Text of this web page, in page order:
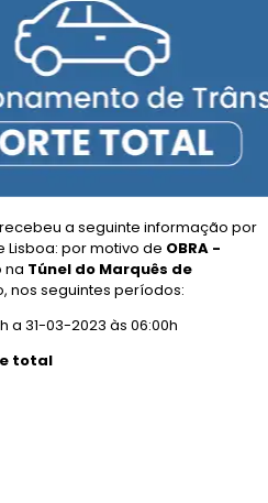
a seguinte informação por
por motivo de OBRA -
na Túnel do Marquês de
nos seguintes períodos:
a 31-03-2023 às 06:00h
total